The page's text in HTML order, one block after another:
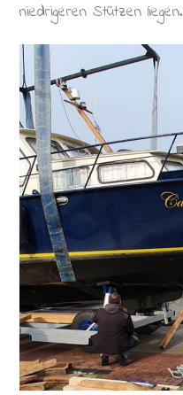
niedrigeren Stützen liegen.